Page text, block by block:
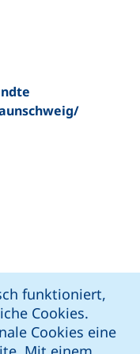
funktioniert,
Cookies.
Cookies eine
neues Fenster)
wenn Ihr
Programm)
öffnet neues
Link, öffnet
(externer Link,
Seite (externer